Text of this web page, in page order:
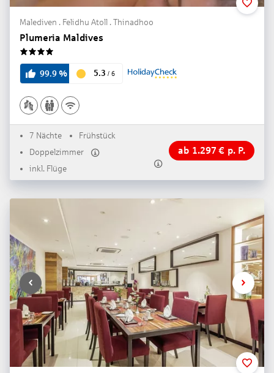
Malediven . Felidhu Atoll . Thinadhoo
Plumeria Maldives
4
99.9% 5.3 / 6
7 Nächte
Frühstück
Doppelzimmer
inkl. Flüge
ab 1.297 € p. P.